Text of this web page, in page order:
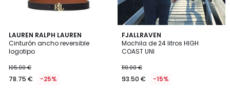
LAUREN RALPH LAUREN
Cinturón ancho reversible
logotipo
105.00 €
78.75 € -25%
4,6
/ 5
FJALLRAVEN
Mochila de 24 litros HIGH
COAST UNI
110.00 €
93.50 € -15%
4,7
/ 5
5
Colores